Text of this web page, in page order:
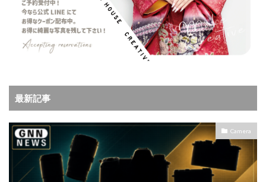
最新記事
Camera